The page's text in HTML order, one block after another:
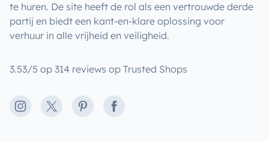
te huren. De site heeft de rol als een vertrouwde derde
partij en biedt een kant-en-klare oplossing voor
verhuur in alle vrijheid en veiligheid.
3.53/5 op 314 reviews op Trusted Shops
Instagram
X PinterestFacebook